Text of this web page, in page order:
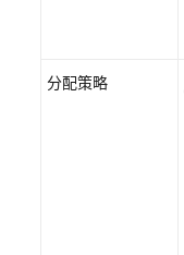
中
分配策略